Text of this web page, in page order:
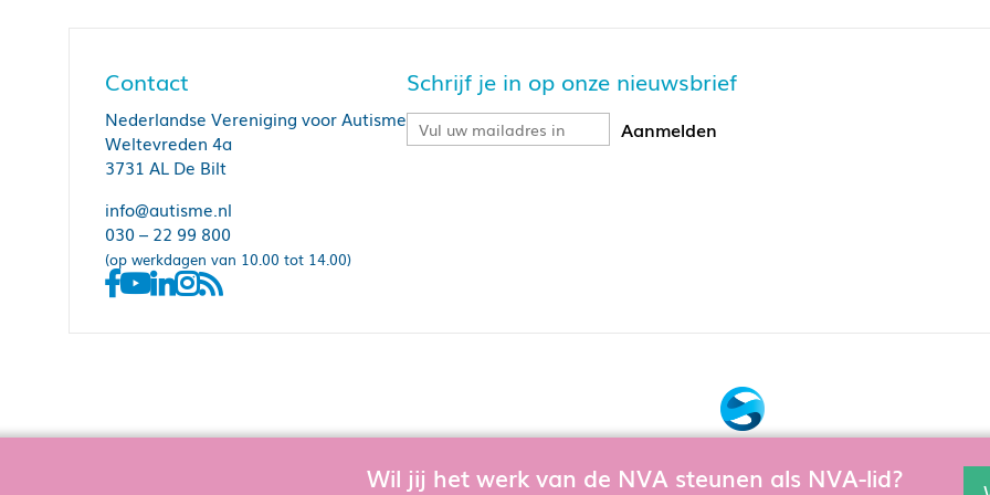
Contact
Nederlandse Vereniging voor Autisme
Weltevreden 4a
3731 AL De Bilt
info@autisme.nl
030 – 22 99 800
(op werkdagen van 10.00 tot 14.00)
Schrijf je in op onze nieuwsbrief
Snowball Ecommerce
Om de website goed te laten functioneren en te verbeteren gebruiken wij cookies. Als u de website
Wil jij het werk van de NVA steunen als NVA-lid?